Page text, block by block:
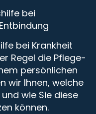
bei
bei Krankheit
Regel die Pflege-
persönlichen
wir Ihnen, welche
wie Sie diese
können.